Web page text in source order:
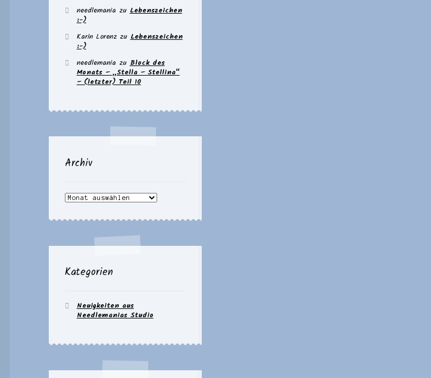
needlemania zuLebenszeichen
:-)
Karin LorenzzuLebenszeichen
:-)
needlemania zuBlock des
Monats – „Stella – Stellina“
– (letzter) Teil 10
Archiv
Archiv
Kategorien
Neuigkeiten aus
Needlemanias Studio